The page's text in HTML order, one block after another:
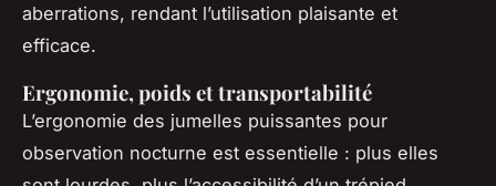
aberrations, rendant l’utilisation plaisante et
efficace.
Ergonomie, poids et transportabilité
L’ergonomie des jumelles puissantes pour
observation nocturne est essentielle : plus elles